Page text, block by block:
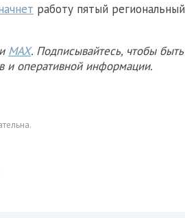
работу пятый региональный
и MAX. Подписывайтесь, чтобы быть
и оперативной информации.